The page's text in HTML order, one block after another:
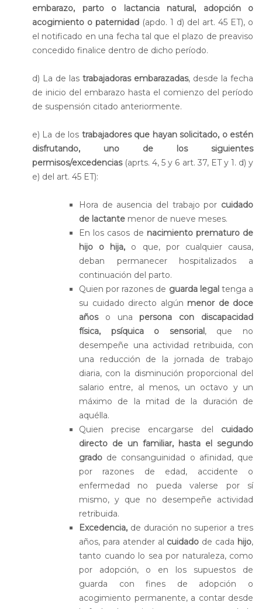
embarazo, parto o lactancia natural, adopción o
acogimiento o paternidad (apdo. 1 d) del art. 45 ET), o
el notificado en una fecha tal que el plazo de preaviso
concedido finalice dentro de dicho período.
d) La de las trabajadoras embarazadas, desde la fecha
de inicio del embarazo hasta el comienzo del período
de suspensión citado anteriormente.
e) La de los trabajadores que hayan solicitado, o estén
disfrutando, uno de los siguientes
permisos/excedencias(aprts. 4, 5 y 6 art. 37, ET y 1. d) y
e) del art. 45 ET):
Hora de ausencia del trabajo por cuidado
de lactante menor de nueve meses.
En los casos de nacimiento prematuro de
hijo o hija, o que, por cualquier causa,
deban permanecer hospitalizados a
continuación del parto.
Quien por razones de guarda legaltenga a
su cuidado directo algún menor de doce
añoso unapersona con discapacidad
física, psíquica o sensorial, que no
desempeñe una actividad retribuida, con
una reducción de la jornada de trabajo
diaria, con la disminución proporcional del
salario entre, al menos, un octavo y un
máximo de la mitad de la duración de
aquélla.
Quien precise encargarse del cuidado
directo de un familiar, hasta el segundo
grado de consanguinidad o afinidad, que
por razones de edad, accidente o
enfermedad no pueda valerse por sí
mismo, y que no desempeñe actividad
retribuida.
Excedencia, de duración no superior a tres
años, para atender al cuidado de cada hijo,
tanto cuando lo sea por naturaleza, como
por adopción, o en los supuestos de
guarda con fines de adopción o
acogimiento permanente, a contar desde